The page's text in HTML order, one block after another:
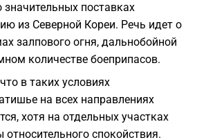
поставках
из Северной Кореи. Речь идет о
залпового огня, дальнобойной
количестве боеприпасов.
в таких условиях
на всех направлениях
хотя на отдельных участках
спокойствия.